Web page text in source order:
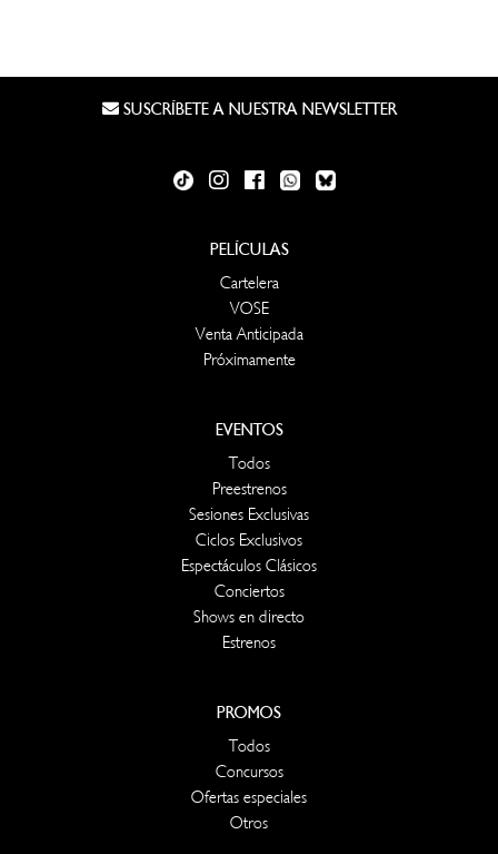
SUSCRÍBETE A NUESTRA NEWSLETTER
PELÍCULAS
Cartelera
VOSE
Venta Anticipada
Próximamente
EVENTOS
Todos
Preestrenos
Sesiones Exclusivas
Ciclos Exclusivos
Espectáculos Clásicos
Conciertos
Shows en directo
Estrenos
PROMOS
Todos
Concursos
Ofertas especiales
Otros